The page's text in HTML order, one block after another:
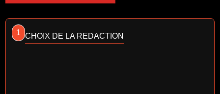
1 CHOIX DE LA REDACTION